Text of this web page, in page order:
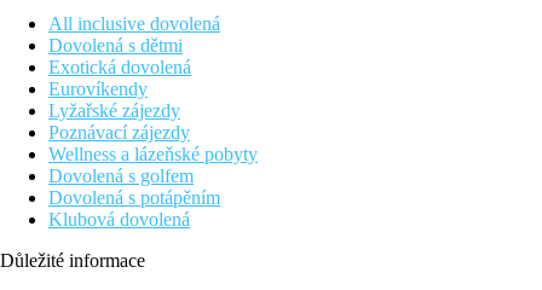
All inclusive dovolená
Dovolená s dětmi
Exotická dovolená
Eurovíkendy
Lyžařské zájezdy
Poznávací zájezdy
Wellness a lázeňské pobyty
Dovolená s golfem
Dovolená s potápěním
Klubová dovolená
Důležité informace